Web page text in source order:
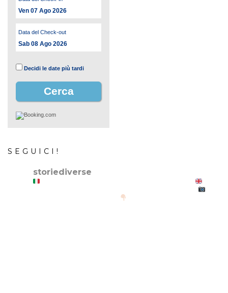
Ven 07 Ago 2026
Data del Check-out
Sab 08 Ago 2026
Decidi le date più tardi
SEGUICI!
storiediverse